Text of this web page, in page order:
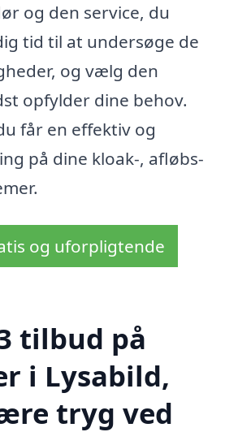
og den service, du
tid til at undersøge de
og vælg den
opfylder dine behov.
får en effektiv og
på dine kloak-, afløbs-
og uforpligtende
tilbud på
i Lysabild,
tryg ved